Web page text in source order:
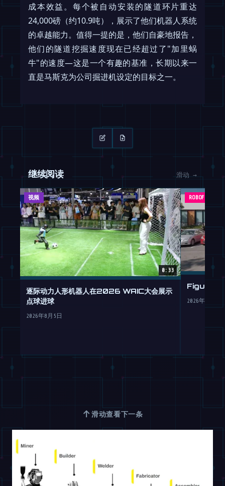
成本效益。每个被自动安装的隧道环片重达
24,000磅（约10.9吨），展示了他们机器人系统
的卓越能力。值得一提的是，他们自豪地报告，
他们的隧道挖掘速度现在已经超过了"加里蜗
牛"的速度—这是一个有趣的基准，长期以来一
直是马斯克为公司掘进机设定的目标之一。
继续阅读 滑动 →
视频
0:33
逐际动力人形机器人在2026 WAIC大会展示
点球进球
2026年8月5日
ROBOFEED
Figure的
2026年7月30
↑ 滑动查看下一条